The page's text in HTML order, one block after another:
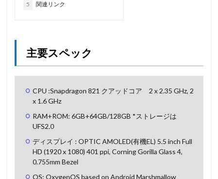
5 関連リンク
主要スペック
CPU :Snapdragon 821 クアッドコア 2 x 2.35 GHz, 2
x 1.6 GHz
RAM+ROM: 6GB+64GB/128GB *ストレージは
UFS2.0
ディスプレイ : OPTIC AMOLED(有機EL) 5.5 inch Full
HD (1920 x 1080) 401 ppi, Corning Gorilla Glass 4,
0.755mm Bezel
OS: OxygenOS based on Android Marshmallow